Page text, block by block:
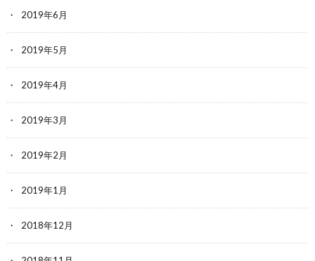
2019年6月
2019年5月
2019年4月
2019年3月
2019年2月
2019年1月
2018年12月